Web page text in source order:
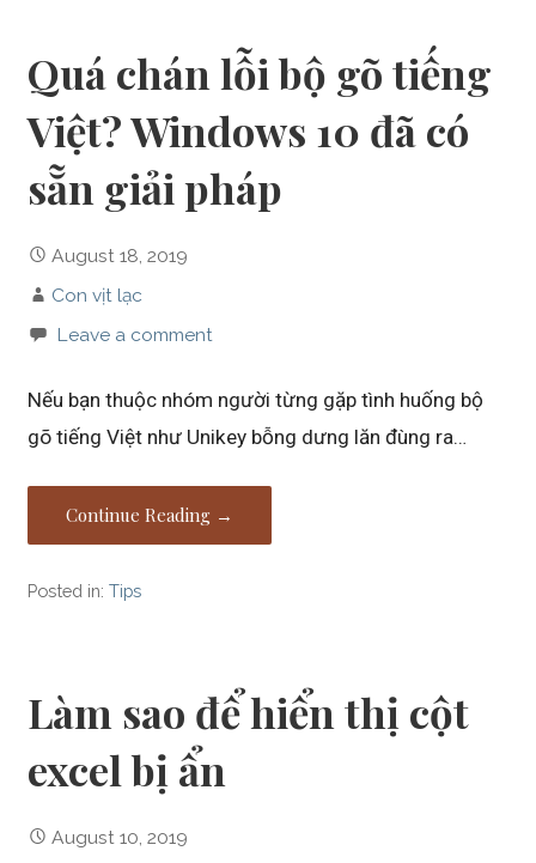
Quá chán lỗi bộ gõ tiếng
Việt? Windows 10 đã có
sẵn giải pháp
August 18, 2019
Con vịt lạc
Leave a comment
Nếu bạn thuộc nhóm người từng gặp tình huống bộ
gõ tiếng Việt như Unikey bỗng dưng lăn đùng ra…
Continue Reading →
Posted in:Tips
Làm sao để hiển thị cột
excel bị ẩn
August 10, 2019